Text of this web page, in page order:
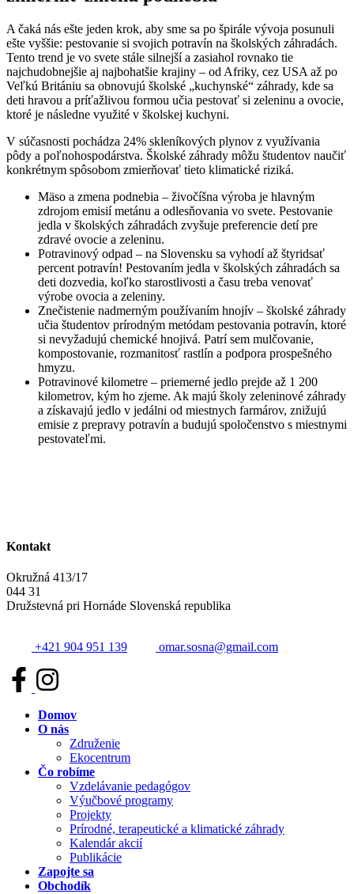
A čaká nás ešte jeden krok, aby sme sa po špirále vývoja posunuli
ešte vyššie: pestovanie si svojich potravín na školských záhradách.
Tento trend je vo svete stále silnejší a zasiahol rovnako tie
najchudobnejšie aj najbohatšie krajiny – od Afriky, cez USA až po
Veľkú Britániu sa obnovujú školské „kuchynské“ záhrady, kde sa
deti hravou a príťažlivou formou učia pestovať si zeleninu a ovocie,
ktoré je následne využité v školskej kuchyni.
V súčasnosti pochádza 24% skleníkových plynov z využívania
pôdy a poľnohospodárstva. Školské záhrady môžu študentov naučiť
konkrétnym spôsobom zmierňovať tieto klimatické riziká.
Mäso a zmena podnebia – živočíšna výroba je hlavným
zdrojom emisií metánu a odlesňovania vo svete. Pestovanie
jedla v školských záhradách zvyšuje preferencie detí pre
zdravé ovocie a zeleninu.
Potravinový odpad – na Slovensku sa vyhodí až štyridsať
percent potravín! Pestovaním jedla v školských záhradách sa
deti dozvedia, koľko starostlivosti a času treba venovať
výrobe ovocia a zeleniny.
Znečistenie nadmerným používaním hnojív – školské záhrady
učia študentov prírodným metódam pestovania potravín, ktoré
si nevyžadujú chemické hnojivá. Patrí sem mulčovanie,
kompostovanie, rozmanitosť rastlín a podpora prospešného
hmyzu.
Potravinové kilometre – priemerné jedlo prejde až 1 200
kilometrov, kým ho zjeme. Ak majú školy zeleninové záhrady
a získavajú jedlo v jedálni od miestnych farmárov, znižujú
emisie z prepravy potravín a budujú spoločenstvo s miestnymi
pestovateľmi.
Kontakt
Okružná 413/17
044 31
Družstevná pri Hornáde Slovenská republika
+421 904 951 139 omar.sosna@gmail.com
Domov
O nás
Združenie
Ekocentrum
Čo robíme
Vzdelávanie pedagógov
Výučbové programy
Projekty
Prírodné, terapeutické a klimatické záhrady
Kalendár akcií
Publikácie
Zapojte sa
Obchodík